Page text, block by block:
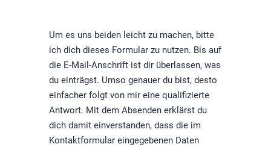
Um es uns beiden leicht zu machen, bitte
ich dich dieses Formular zu nutzen. Bis auf
die E-Mail-Anschrift ist dir überlassen, was
du einträgst. Umso genauer du bist, desto
einfacher folgt von mir eine qualifizierte
Antwort. Mit dem Absenden erklärst du
dich damit einverstanden, dass die im
Kontaktformular eingegebenen Daten